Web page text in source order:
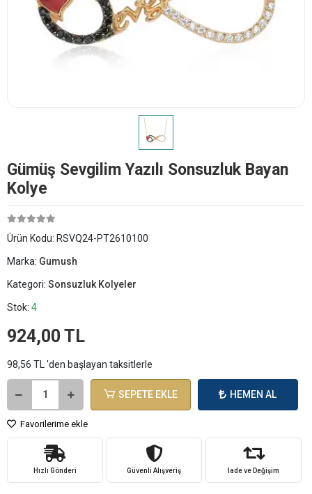
Gümüş Sevgilim Yazılı Sonsuzluk Bayan
Kolye
Ürün Kodu: RSVQ24-PT2610100
Marka: Gumush
Kategori: Sonsuzluk Kolyeler
Stok: 4
924,00 TL
98,56 TL 'den başlayan taksitlerle
SEPETE EKLE HEMEN AL
Favorilerime ekle
Hızlı Gönderi Güvenli Alışveriş İade ve Değişim